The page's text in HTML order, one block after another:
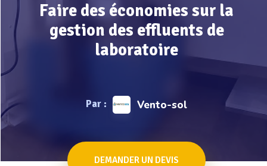
Faire des économies sur la
gestion des effluents de
laboratoire
Par : Vento-sol
DEMANDER UN DEVIS